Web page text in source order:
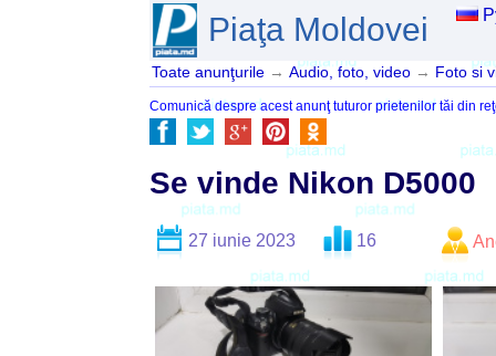
Piaţa Moldovei
Toate anunţurile → Audio, foto, video → Foto si
Comunică despre acest anunţ tuturor prietenilor tăi din
Se vinde Nikon D5000
27 iunie 2023 16